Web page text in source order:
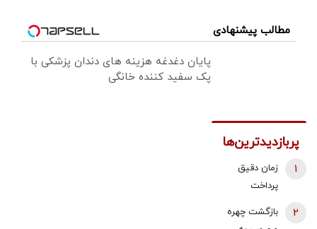
مطالب پیشنهادی
پایان دغدغه هزینه های دندان پزشکی با
پک سفید کننده خانگی
پربازدیدترین‌ها
زمان دقیق
پرداخت
معوقات
بازنشستگان
1
بازگشت چهره
2